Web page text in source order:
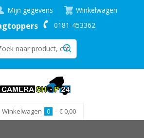
Mijn gegevens Winkelwagen
0181-453362
Winkelwagen 0 - € 0,00